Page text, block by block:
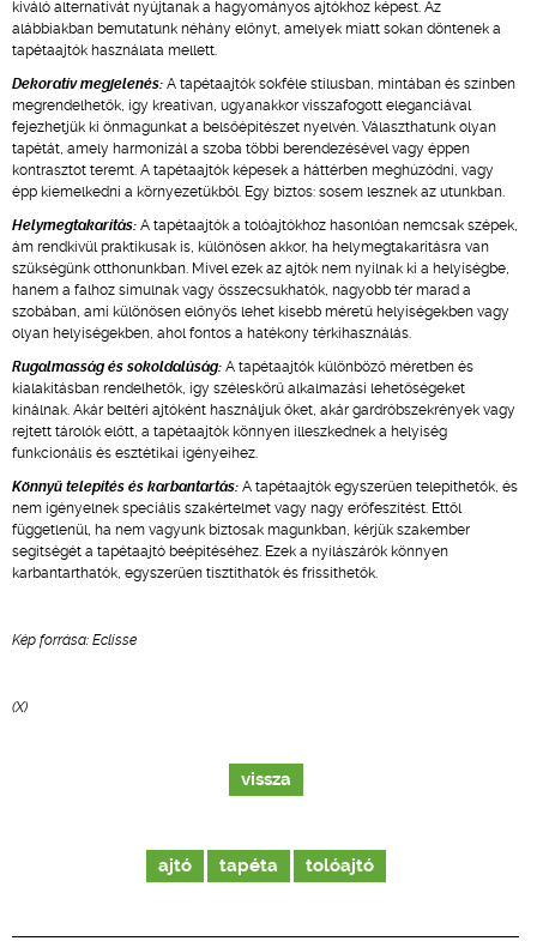
kiváló alternatívát nyújtanak a hagyományos ajtókhoz képest. Az
alábbiakban bemutatunk néhány előnyt, amelyek miatt sokan döntenek a
tapétaajtók használata mellett.
Dekoratív megjelenés: A tapétaajtók sokféle stílusban, mintában és színben
megrendelhetők, így kreatívan, ugyanakkor visszafogott eleganciával
fejezhetjük ki önmagunkat a belsőépítészet nyelvén. Választhatunk olyan
tapétát, amely harmonizál a szoba többi berendezésével vagy éppen
kontrasztot teremt. A tapétaajtók képesek a háttérben meghúzódni, vagy
épp kiemelkedni a környezetükből. Egy biztos: sosem lesznek az utunkban.
Helymegtakarítás: A tapétaajtók a tolóajtókhoz hasonlóan nemcsak szépek,
ám rendkívül praktikusak is, különösen akkor, ha helymegtakarításra van
szükségünk otthonunkban. Mivel ezek az ajtók nem nyílnak ki a helyiségbe,
hanem a falhoz simulnak vagy összecsukhatók, nagyobb tér marad a
szobában, ami különösen előnyös lehet kisebb méretű helyiségekben vagy
olyan helyiségekben, ahol fontos a hatékony térkihasználás.
Rugalmasság és sokoldalúság: A tapétaajtók különböző méretben és
kialakításban rendelhetők, így széleskörű alkalmazási lehetőségeket
kínálnak. Akár beltéri ajtóként használjuk őket, akár gardróbszekrények vagy
rejtett tárolók előtt, a tapétaajtók könnyen illeszkednek a helyiség
funkcionális és esztétikai igényeihez.
Könnyű telepítés és karbantartás: A tapétaajtók egyszerűen telepíthetők, és
nem igényelnek speciális szakértelmet vagy nagy erőfeszítést. Ettől
függetlenül, ha nem vagyunk biztosak magunkban, kérjük szakember
segítségét a tapétaajtó beépítéséhez. Ezek a nyílászárók könnyen
karbantarthatók, egyszerűen tisztíthatók és frissíthetők.
Kép forrása: Eclisse
(X)
vissza
ajtó tapéta tolóajtó